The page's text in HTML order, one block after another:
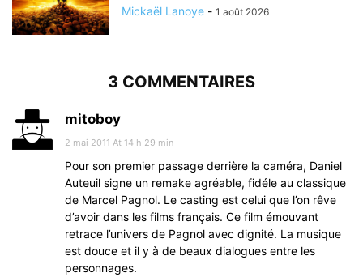
Mickaël Lanoye - 1 août 2026
3 COMMENTAIRES
mitoboy
2 mai 2011 At 14 h 29 min
Pour son premier passage derrière la caméra, Daniel
Auteuil signe un remake agréable, fidéle au classique
de Marcel Pagnol. Le casting est celui que l’on rêve
d’avoir dans les films français. Ce film émouvant
retrace l’univers de Pagnol avec dignité. La musique
est douce et il y à de beaux dialogues entre les
personnages.